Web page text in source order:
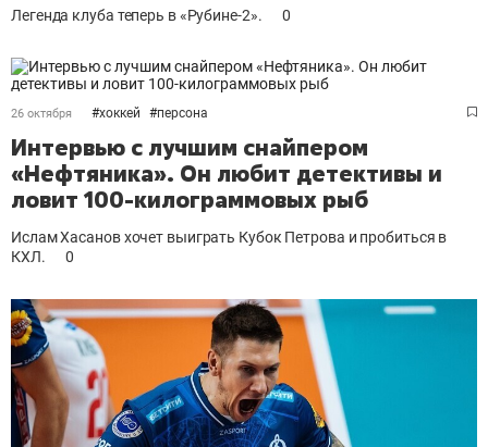
Легенда клуба теперь в «Рубине-2». 0
26 октября #хоккей #персона
Интервью с лучшим снайпером
«Нефтяника». Он любит детективы и
ловит 100-килограммовых рыб
Ислам Хасанов хочет выиграть Кубок Петрова и пробиться в
КХЛ.
0